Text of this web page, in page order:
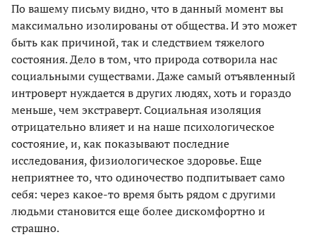
По вашему письму видно, что в данный момент вы
максимально изолированы от общества. И это может
быть как причиной, так и следствием тяжелого
состояния. Дело в том, что природа сотворила нас
социальными существами. Даже самый отъявленный
интроверт нуждается в других людях, хоть и гораздо
меньше, чем экстраверт. Социальная изоляция
отрицательно влияет и на наше психологическое
состояние, и, как показывают последние
исследования, физиологическое здоровье. Еще
неприятнее то, что одиночество подпитывает само
себя: через какое-то время быть рядом с другими
людьми становится еще более дискомфортно и
страшно.